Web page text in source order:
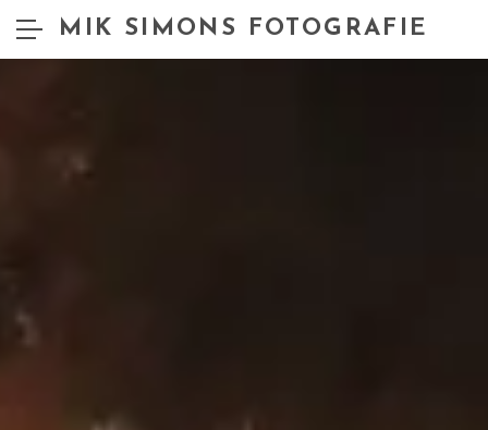
MIK SIMONS FOTOGRAFIE